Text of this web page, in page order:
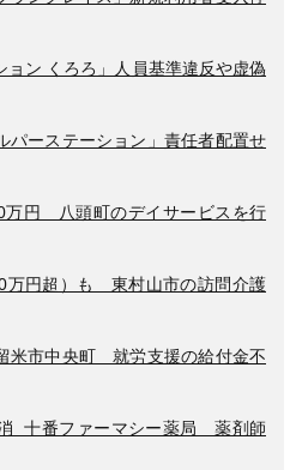
ョン くろろ」人員基準違反や虚偽
ーステーション」責任者配置せ
万円 八頭町のデイサービスを行
円超）も 東村山市の訪問介護
米市中央町 就労支援の給付金不
消 十番ファーマシー薬局 薬剤師